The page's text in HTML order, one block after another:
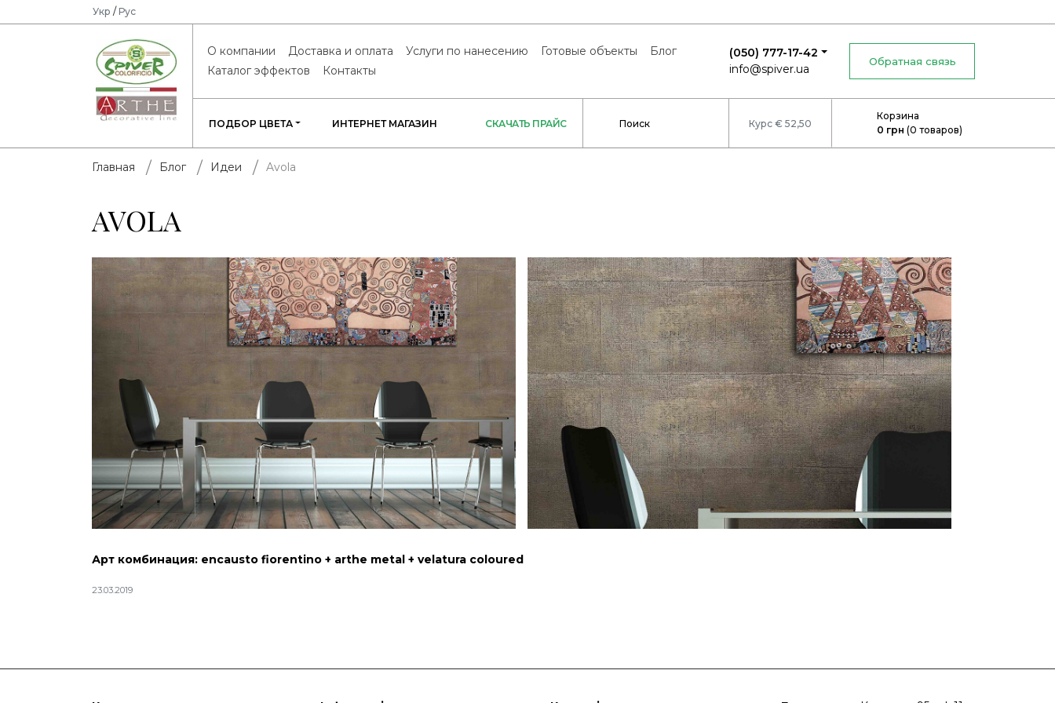
Укр / Рус
О компании Доставка и оплата Услуги по нанесению Готовые объекты
Блог
Каталог эффектов
Контакты
(050) 777-17-42
info@spiver.ua
Обратная связь
ПОДБОР ЦВЕТА ИНТЕРНЕТ МАГАЗИН СКАЧАТЬ ПРАЙС Курс € 52,50
Корзина
0 грн (0 товаров)
Главная Блог Идеи Avola
AVOLA
Арт комбинация: encausto fiorentino + arthe metal + velatura coloured
23.03.2019